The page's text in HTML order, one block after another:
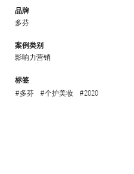
品牌
多芬
案例类别
影响力营销
标签
#多芬
#个护美妆 #2020